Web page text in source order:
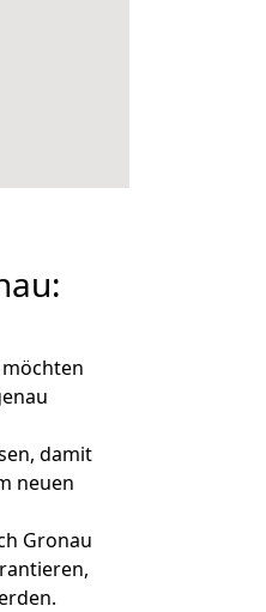
damit
neuen
Gronau